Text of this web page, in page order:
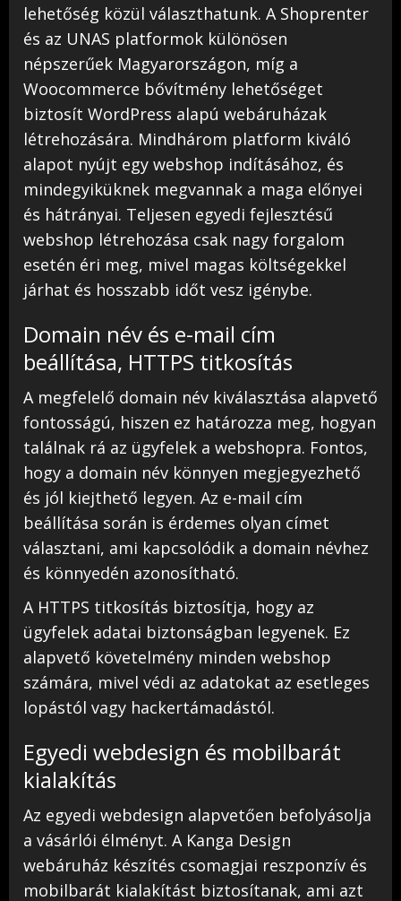
lehetőség közül választhatunk. A Shoprenter
és az UNAS platformok különösen
népszerűek Magyarországon, míg a
Woocommerce bővítmény lehetőséget
biztosít WordPress alapú webáruházak
létrehozására. Mindhárom platform kiváló
alapot nyújt egy webshop indításához, és
mindegyiküknek megvannak a maga előnyei
és hátrányai. Teljesen egyedi fejlesztésű
webshop létrehozása csak nagy forgalom
esetén éri meg, mivel magas költségekkel
járhat és hosszabb időt vesz igénybe.
Domain név és e-mail cím
beállítása, HTTPS titkosítás
A megfelelő domain név kiválasztása alapvető
fontosságú, hiszen ez határozza meg, hogyan
találnak rá az ügyfelek a webshopra. Fontos,
hogy a domain név könnyen megjegyezhető
és jól kiejthető legyen. Az e-mail cím
beállítása során is érdemes olyan címet
választani, ami kapcsolódik a domain névhez
és könnyedén azonosítható.
A HTTPS titkosítás biztosítja, hogy az
ügyfelek adatai biztonságban legyenek. Ez
alapvető követelmény minden webshop
számára, mivel védi az adatokat az esetleges
lopástól vagy hackertámadástól.
Egyedi webdesign és mobilbarát
kialakítás
Az egyedi webdesign alapvetően befolyásolja
a vásárlói élményt. A Kanga Design
webáruház készítés csomagjai reszponzív és
mobilbarát kialakítást biztosítanak, ami azt